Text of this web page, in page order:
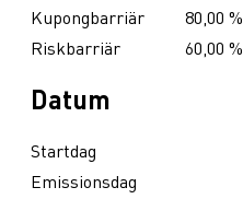
Kupongbarriär
80,00 %
Riskbarriär
60,00 %
Datum
Startdag
Emissionsdag